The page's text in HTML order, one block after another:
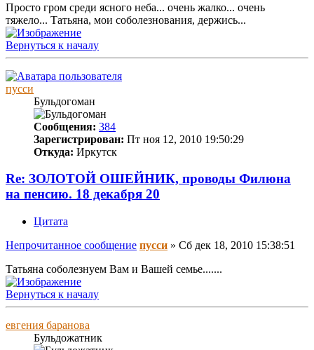
Просто гром среди ясного неба... очень жалко... очень
тяжело... Татьяна, мои соболезнования, держись...
Вернуться к началу
пусси
Бульдогоман
Сообщения: 384
Зарегистрирован: Пт ноя 12, 2010 19:50:29
Откуда: Иркутск
Re: ЗОЛОТОЙ ОШЕЙНИК, проводы Филюна
на пенсию. 18 декабря 20
Цитата
Непрочитанное сообщение пусси » Сб дек 18, 2010 15:38:51
Татьяна соболезнуем Вам и Вашей семье.......
Вернуться к началу
евгения баранова
Бульдожатник